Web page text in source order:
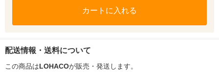
カートに入れる
配送情報・送料について
この商品はLOHACOが販売・発送します。